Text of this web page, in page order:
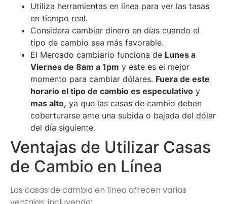
Utiliza herramientas en línea para ver las tasas
en tiempo real.
Considera cambiar dinero en días cuando el
tipo de cambio sea más favorable.
El Mercado cambiario funciona de Lunes a
Viernes de 8am a 1pm y este es el mejor
momento para cambiar dólares. Fuera de este
horario el tipo de cambio es especulativo y
mas alto, ya que las casas de cambio deben
coberturarse ante una subida o bajada del dólar
del día siguiente.
Ventajas de Utilizar Casas
de Cambio en Línea
Las casas de cambio en línea ofrecen varias